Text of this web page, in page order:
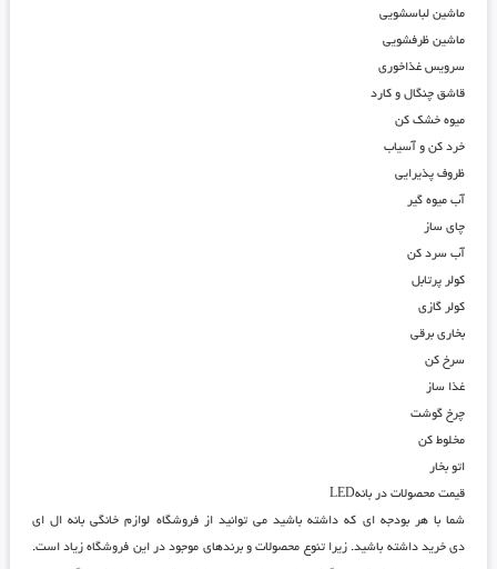
ماشین لباسشویی
ماشین ظرفشویی
سرویس غذاخوری
قاشق چنگال و کارد
میوه خشک کن
خرد کن و آسیاب
ظروف پذیرایی
آب میوه گیر
چای ساز
آب سرد کن
کولر پرتابل
کولر گازی
بخاری برقی
سرخ کن
غذا ساز
چرخ گوشت
مخلوط کن
اتو بخار
قیمت محصولات در بانهLED
شما با هر بودجه ای که داشته باشید می توانید از
فروشگاه لوازم خانگی بانه ال ای
دیخرید داشته باشید. زیرا تنوع محصولات و برندهای موجود در این فروشگاه زیاد است.